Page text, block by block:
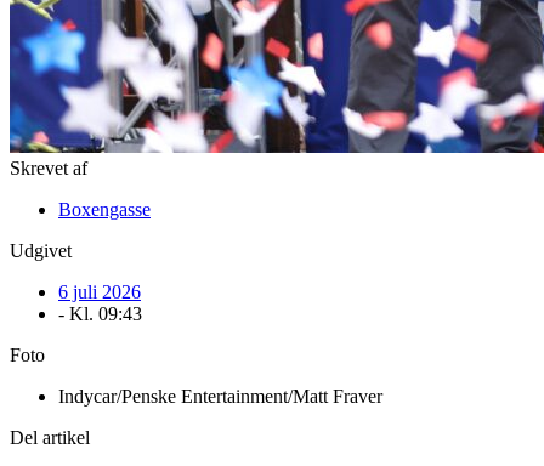
Skrevet af
Boxengasse
Udgivet
6 juli 2026
- Kl. 09:43
Foto
Indycar/Penske Entertainment/Matt Fraver
Del artikel